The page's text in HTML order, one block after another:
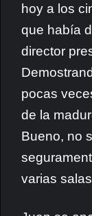
hoy a los
que había
director
pocas
de la
Bueno, no
varias